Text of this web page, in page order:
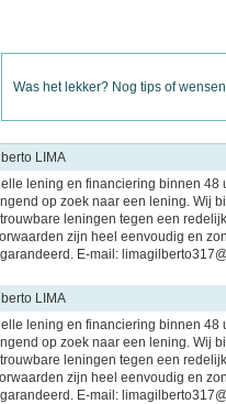
Was het lekker? Nog tips of
LIMA
lening en financiering binnen 48
op zoek naar een lening. Wij
leningen tegen een
zijn heel eenvoudig en
E-mail:
LIMA
lening en financiering binnen 48
op zoek naar een lening. Wij
leningen tegen een
zijn heel eenvoudig en
E-mail: